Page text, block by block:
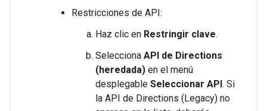
Restricciones de API:
Haz clic en Restringir clave.
Selecciona API de Directions
(heredada) en el menú
desplegable Seleccionar API. Si
la API de Directions (Legacy) no